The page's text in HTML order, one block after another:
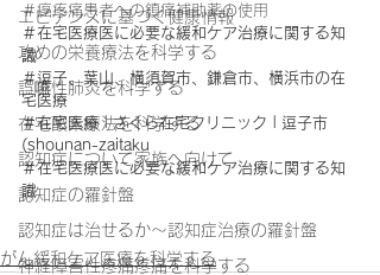
エビデンスに基づく健康情報
攻めの栄養療法を科学する
誤嚥性肺炎を科学する
在宅酸素療法を科学する
認知症について家族へ向けて
認知症の羅針盤
認知症は治せるか～認知症治療の羅針盤
神経障害性疼痛疼痛を科学する
＃癌疼痛患者への鎮痛補助薬の使用
＃在宅医療医に必要な緩和ケア治療に関する知
識
＃逗子、葉山、横須賀市、鎌倉市、横浜市の在
宅医療
＃在宅医療 | さくら在宅クリニック | 逗子市
(shounan-zaitaku
＃在宅医療医に必要な緩和ケア治療に関する知
識
がん緩和ケア医療を科学する